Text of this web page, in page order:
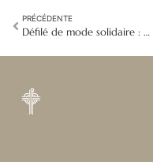
PRÉCÉDENTE
Défilé de mode solidaire : Le gala SCMD soutient l'accès aux soins de santé mentale